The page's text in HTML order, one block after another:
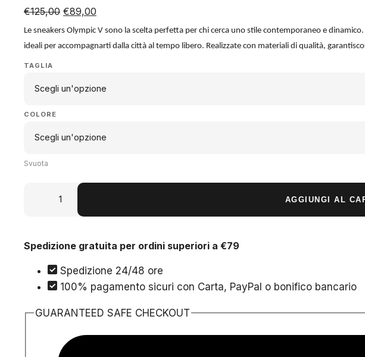
€125,00 Il
prezzo
€89,00
prezzo
Le sneakers Olympic V sono la scelta perfetta per chi cerca uno stile contemporaneo e
ideali per accompagnarti dalla città al tempo libero. Realizzate con materiali di qualità,
TAGLIA
COLORE
Svuota
SUOLA
BASSA
PELLE
MARTELLATA
quantità
AGGIUNGI AL
Spedizione gratuita per ordini superiori a €79
Spedizione 24/48 ore
100% pagamento sicuri con Carta, PayPal o bonifico bancario
GUARANTEED SAFE CHECKOUT